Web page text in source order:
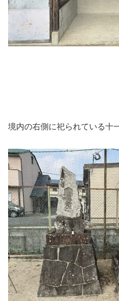
境内の右側に祀られている十